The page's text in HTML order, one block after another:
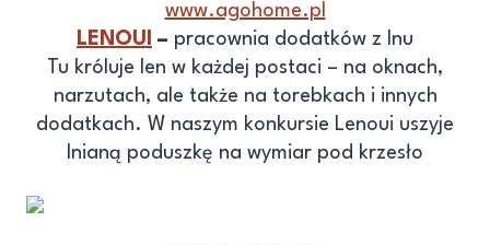
www.agohome.pl
LENOUI
– pracownia dodatków z lnu
Tu króluje len w każdej postaci – na oknach,
narzutach, ale także na torebkach i innych
dodatkach. W naszym konkursie Lenoui uszyje
lnianą poduszkę na wymiar pod krzesło